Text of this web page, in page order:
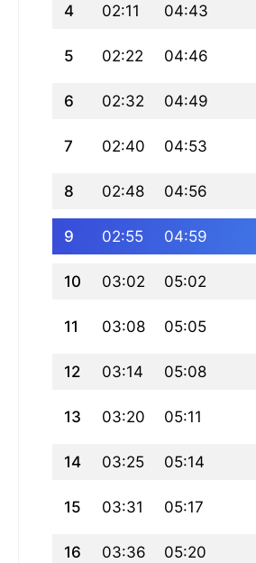
4 02:11 04:43
5 02:22 04:46
6 02:32 04:49
7 02:40 04:53
8 02:48 04:56
9 02:55 04:59
10 03:02 05:02
11 03:08 05:05
12 03:14 05:08
13 03:20 05:11
14 03:25 05:14
15 03:31 05:17
16 03:36 05:20